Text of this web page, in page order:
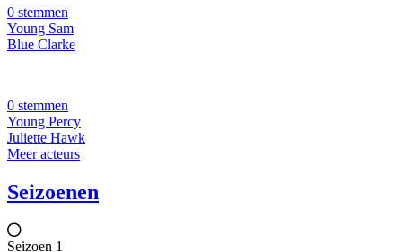
0 stemmen
Young Sam
Blue Clarke
0 stemmen
Young Percy
Juliette Hawk
Meer acteurs
Seizoenen
Seizoen 1